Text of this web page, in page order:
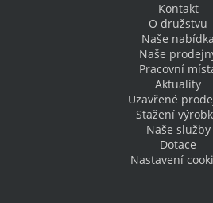
Kontakt
O družstvu
Naše nabídka
Naše
Pracovní
Aktuality
Uzavřené
Stažení
Naše služby
Dotace
Nastavení